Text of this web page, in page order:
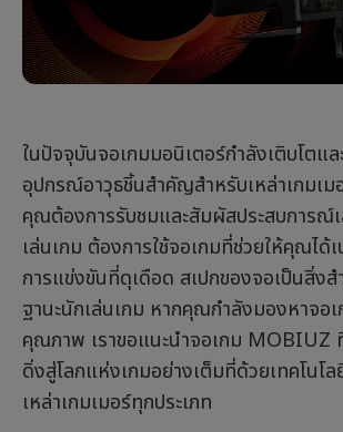
ในปัจจุบันจอเกมมอนิเตอร์กำลังเติบโตแ
อุปกรณ์อาวุธชิ้นสำคัญสำหรับเหล่าเกมเม
คุณต้องการรับชมและสัมผัสประสบการณ์
เล่นเกม ต้องการใช้จอเกมที่ช่วยให้คุณได้
การแข่งขันที่ดุเดือด สเปกของจอเป็นสิ่ง
ฐานะนักเล่นเกม หากคุณกำลังมองหาจอ
คุณภาพ เราขอแนะนำจอเกม MOBIUZ
ดิ่งสู่โลกแห่งเกมอย่างเต็มที่ด้วยเทคโนโ
เหล่าเกมเมอร์ทุกประเภท